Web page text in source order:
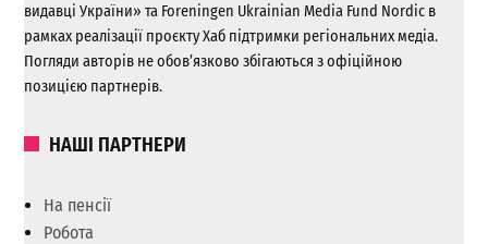
видавці України» та Foreningen Ukrainian Media Fund Nordic в
рамках реалізації проєкту Хаб підтримки регіональних медіа.
Погляди авторів не обов’язково збігаються з офіційною
позицією партнерів.
НАШІ ПАРТНЕРИ
На пенсії
Робота